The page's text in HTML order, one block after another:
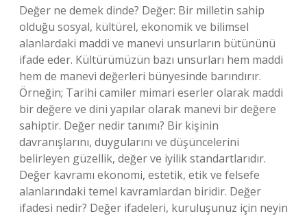
Değer ne demek dinde? Değer: Bir milletin sahip
olduğu sosyal, kültürel, ekonomik ve bilimsel
alanlardaki maddi ve manevi unsurların bütününü
ifade eder. Kültürümüzün bazı unsurları hem maddi
hem de manevi değerleri bünyesinde barındırır.
Örneğin; Tarihi camiler mimari eserler olarak maddi
bir değere ve dini yapılar olarak manevi bir değere
sahiptir. Değer nedir tanımı? Bir kişinin
davranışlarını, duygularını ve düşüncelerini
belirleyen güzellik, değer ve iyilik standartlarıdır.
Değer kavramı ekonomi, estetik, etik ve felsefe
alanlarındaki temel kavramlardan biridir. Değer
ifadesi nedir? Değer ifadeleri, kuruluşunuz için neyin